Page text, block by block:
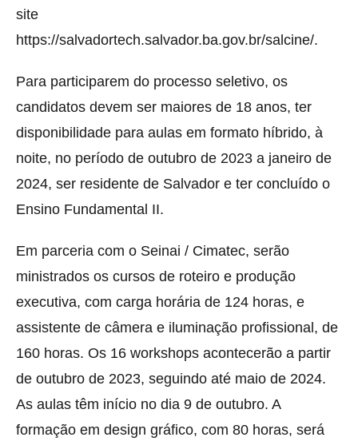
site
https://salvadortech.salvador.ba.gov.br/salcine/.
Para participarem do processo seletivo, os
candidatos devem ser maiores de 18 anos, ter
disponibilidade para aulas em formato híbrido, à
noite, no período de outubro de 2023 a janeiro de
2024, ser residente de Salvador e ter concluído o
Ensino Fundamental II.
Em parceria com o Seinai / Cimatec, serão
ministrados os cursos de roteiro e produção
executiva, com carga horária de 124 horas, e
assistente de câmera e iluminação profissional, de
160 horas. Os 16 workshops acontecerão a partir
de outubro de 2023, seguindo até maio de 2024.
As aulas têm início no dia 9 de outubro. A
formação em design gráfico, com 80 horas, será